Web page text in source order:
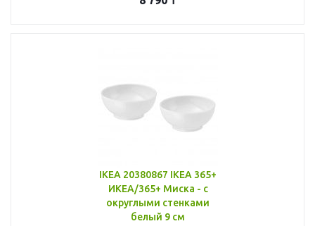
IKEA 20380867 IKEA 365+
ИКЕА/365+ Миска - с
округлыми стенками
белый 9 см